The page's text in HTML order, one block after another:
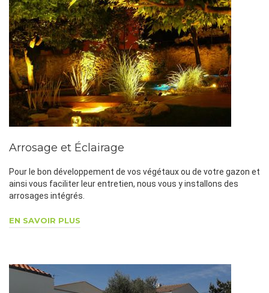
Arrosage et Éclairage
Pour le bon développement de vos végétaux ou de votre gazon et
ainsi vous faciliter leur entretien, nous vous y installons des
arrosages intégrés.
EN SAVOIR PLUS